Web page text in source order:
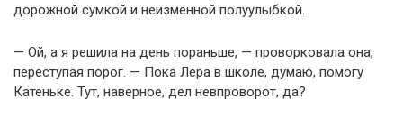
дорожной сумкой и неизменной полуулыбкой.
— Ой, а я решила на день пораньше, — проворковала она,
переступая порог. — Пока Лера в школе, думаю, помогу
Катеньке. Тут, наверное, дел невпроворот, да?